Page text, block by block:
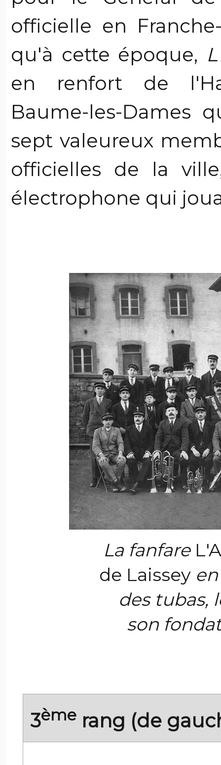
officielle en
qu'à cette époque,
en renfort de
Baume-les-Dames
sept valeureux
officielles de la
électrophone qui
La fanfare
de Laissey
des tubas,
son
3èmerang (de